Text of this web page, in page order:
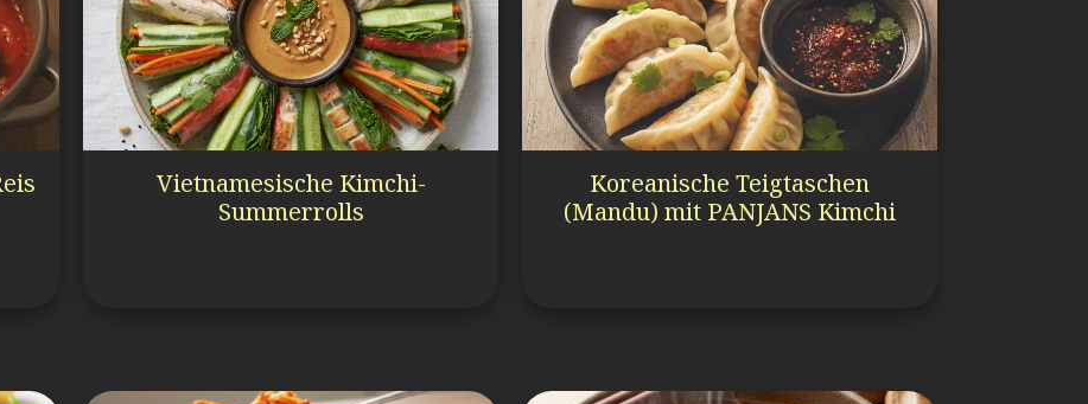
Vietnamesische Kimchi-
Summerrolls
Koreanische Teigtaschen
(Mandu) mit PANJANS Kimchi